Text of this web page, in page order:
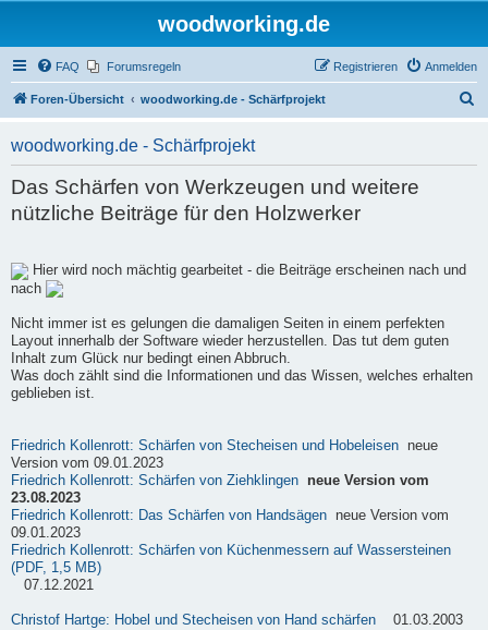
woodworking.de
FAQ Forumsregeln Anmelden
Registrieren
Foren-Übersicht woodworking.de - Schärfprojekt
woodworking.de - Schärfprojekt
Das Schärfen von Werkzeugen und weitere
nützliche Beiträge für den Holzwerker
Hier wird noch mächtig gearbeitet - die Beiträge erscheinen nach und
nach
Nicht immer ist es gelungen die damaligen Seiten in einem perfekten
Layout innerhalb der Software wieder herzustellen. Das tut dem guten
Inhalt zum Glück nur bedingt einen Abbruch.
Was doch zählt sind die Informationen und das Wissen, welches erhalten
geblieben ist.
Friedrich Kollenrott: Schärfen von Stecheisen und Hobeleisen neue
Version vom 09.01.2023
Friedrich Kollenrott: Schärfen von Ziehklingen
neue Version vom
23.08.2023
Friedrich Kollenrott: Das Schärfen von Handsägen neue Version vom
09.01.2023
Friedrich Kollenrott: Schärfen von Küchenmessern auf Wassersteinen
(PDF, 1,5 MB)
07.12.2021
Christof Hartge: Hobel und Stecheisen von Hand schärfen 01.03.2003